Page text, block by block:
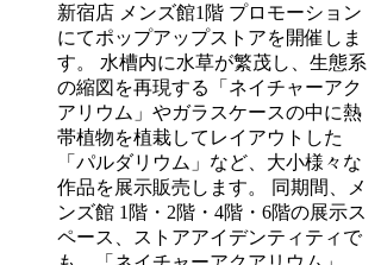
新宿店 メンズ館1階 プロモーション
にてポップアップストアを開催しま
す。 水槽内に水草が繁茂し、生態系
の縮図を再現する「ネイチャーアク
アリウム」やガラスケースの中に熱
帯植物を植栽してレイアウトした
「パルダリウム」など、大小様々な
作品を展示販売します。 同期間、メ
ンズ館 1階・2階・4階・6階の展示ス
ペース、ストアアイデンティティで